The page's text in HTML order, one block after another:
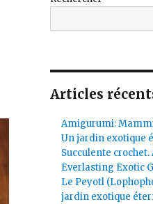
Articles
Amigurumi:
Un jardin exotique
Succulente
Everlasting Exotic
Le Peyotl
jardin exotique